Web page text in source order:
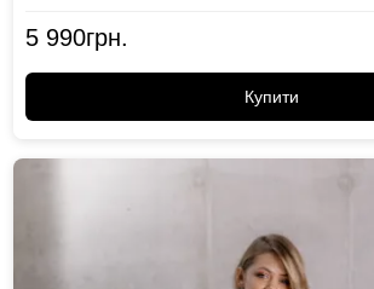
5 990грн.
Купити